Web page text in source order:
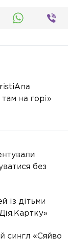
на горі»
без
із дітьми
сингл «Сяйво